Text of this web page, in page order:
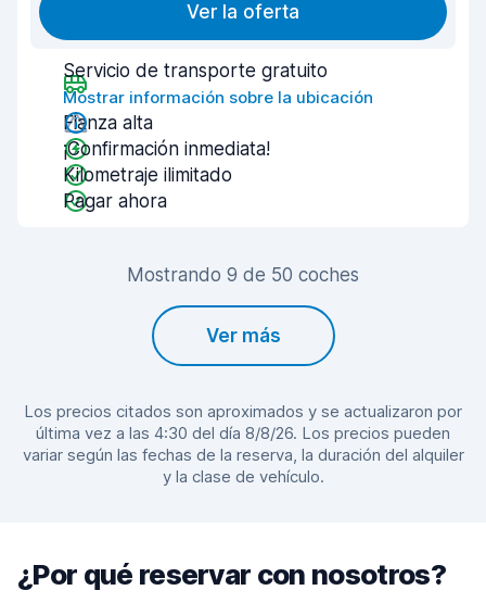
Ver la oferta
Servicio de transporte gratuito
Mostrar información sobre la ubicación
Fianza alta
¡Confirmación inmediata!
Kilometraje ilimitado
Pagar ahora
Mostrando 9 de 50 coches
Ver más
Los precios citados son aproximados y se actualizaron por
última vez a las 4:30 del día 8/8/26. Los precios pueden
variar según las fechas de la reserva, la duración del alquiler
y la clase de vehículo.
¿Por qué reservar con nosotros?